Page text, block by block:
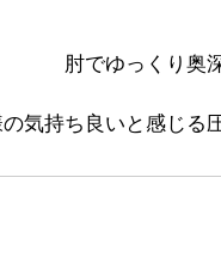
肘でゆっくり奥
気持ち良いと感じる